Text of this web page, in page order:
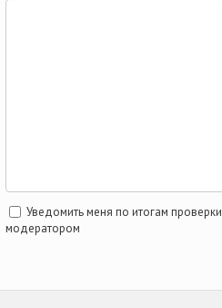
Уведомить меня по итогам проверки
модератором